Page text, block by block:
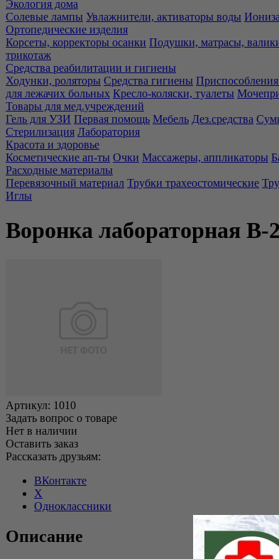
Экология дома
Солевые лампы Увлажнители, активаторы воды
Ортопедические изделия
Корсеты, корректоры осанки Подушки, матрасы,
трикотаж
Средства реабилитации и гигиены
Ходунки, роляторы Средства гигиены
для лежачих больных Кресло-коляски, туалеты
Товары для мед.учреждений
Гель для УЗИ Первая помощь Мебель Дез.средства
Стерилизация Лаборатория
Красота и здоровье
Косметические ап-ты Очки Массажеры, аппликаторы
Расходные материалы
Перевязочный материал Трубки трахеостомические
Иглы
Воронка лабораторная В-
Артикул: 1010
Задать вопрос о товаре
Нет в наличии
Оставить заказ
Рассказать друзьям:
ВКонтакте
X
Одноклассники
Описание